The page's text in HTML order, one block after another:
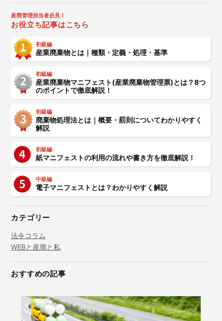
産廃管理担当者必見！
お役立ち記事はこちら
初級編
産業廃棄物とは｜種類・定義・処理・基準
初級編
産業廃棄物マニフェスト(産業廃棄物管理票)とは？8つ
のポイントで徹底解説！
初級編
廃棄物処理法とは｜概要・罰則についてわかりやすく
解説
初級編
紙マニフェストの利用の流れや書き方を徹底解説！
中級編
電子マニフェストとは？わかりやすく解説
カテゴリー
法令コラム
WEBと産廃と私
おすすめの記事